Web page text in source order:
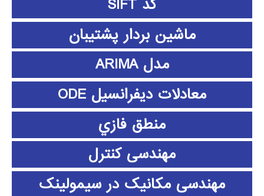
کد SIFT
ماشین بردار پشتیبان
مدل ARIMA
معادلات دیفرانسیل ODE
منطق فازي
مهندسی کنترل
مهندسی مکانیک در سیمولینک